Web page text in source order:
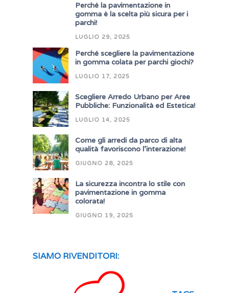
Perché la pavimentazione in
gomma è la scelta più sicura per i
parchi!
LUGLIO 29, 2025
Perché scegliere la pavimentazione
in gomma colata per parchi giochi?
LUGLIO 17, 2025
Scegliere Arredo Urbano per Aree
Pubbliche: Funzionalità ed Estetica!
LUGLIO 14, 2025
Come gli arredi da parco di alta
qualità favoriscono l’interazione!
GIUGNO 28, 2025
La sicurezza incontra lo stile con
pavimentazione in gomma
colorata!
GIUGNO 19, 2025
SIAMO RIVENDITORI: